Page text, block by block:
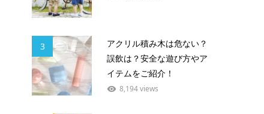
3
アクリル積み木は危ない？
誤飲は？安全な遊び方やア
イテムをご紹介！
8,194 views